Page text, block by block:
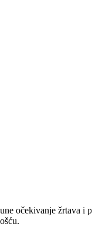
očekivanje žrtava i